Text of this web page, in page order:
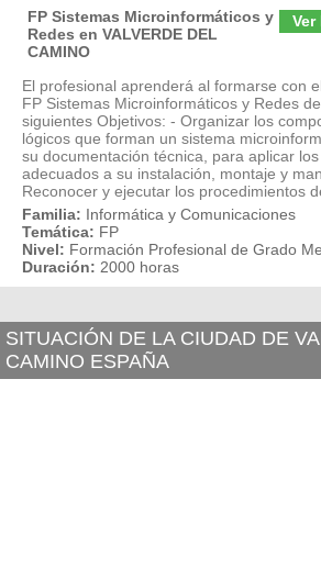
Ver
FP Sistemas Microinformáticos y
Redes en VALVERDE DEL
CAMINO
El profesional aprenderá al formarse con
FP Sistemas Microinformáticos y Redes
siguientes Objetivos: - Organizar los
lógicos que forman un sistema
su documentación técnica, para aplicar
adecuados a su instalación, montaje y
Reconocer y ejecutar los procedimientos
Familia: Informática y Comunicaciones
Temática: FP
Nivel: Formación Profesional de Grado
Duración: 2000 horas
SITUACIÓN DE LA CIUDAD DE
CAMINO ESPAÑA